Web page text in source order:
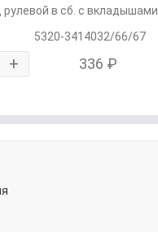
рулевой в сб. с вкладышами
5320-3414032/66/67
+ 336 ₽